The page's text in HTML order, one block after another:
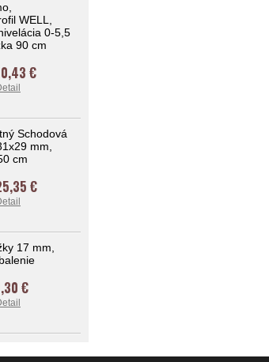
WELL,
0-5,5
90 cm
€
Schodová
mm,
cm
€
17 mm,
€